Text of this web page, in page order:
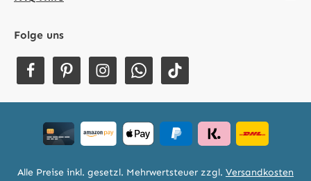
Folge uns
Alle Preise inkl. gesetzl. Mehrwertsteuer zzgl. Versandkosten